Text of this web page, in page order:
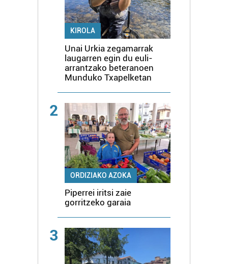
KIROLA
Unai Urkia zegamarrak
laugarren egin du euli-
arrantzako beteranoen
Munduko Txapelketan
2
ORDIZIAKO AZOKA
Piperrei iritsi zaie
gorritzeko garaia
3